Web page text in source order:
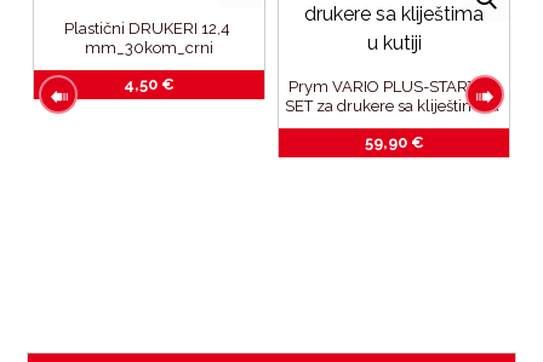
Plastični DRUKERI 12,4
mm_30kom_crni
4,50 €
Prym VARIO PLUS-STARTER
SET za drukere sa kliještima u
kutiji
59,90 €